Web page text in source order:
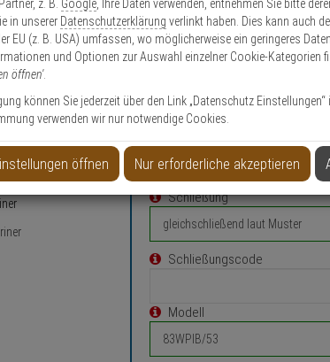
Nachbestellung
Konfigurieren Sie
Schließung
Schließungscode
Modell
z. B. Google , Ihre Daten verwenden, entnehmen Sie bitte
in unserer Datenschutzerklärung verlinkt haben. Dies kann auch
EU (z. B. USA) umfassen, wo möglicherweise ein geringeres
und Optionen zur Auswahl einzelner Cookie-Kategorien
öffnen'.
können Sie jederzeit über den Link „Datenschutz
verwenden wir nur notwendige Cookies.
öffnen Nur erforderliche akzeptieren